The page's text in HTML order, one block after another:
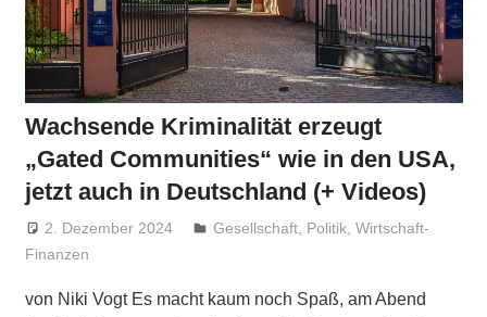
Wachsende Kriminalität erzeugt
„Gated Communities“ wie in den USA,
jetzt auch in Deutschland (+ Videos)
2. Dezember 2024 Niki Vogt
Gesellschaft Politik ,Wirtschaft-
Finanzen
von Niki Vogt Es macht kaum noch Spaß, am Abend